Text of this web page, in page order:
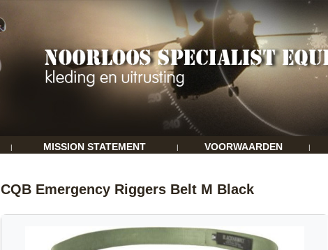
| MISSION STATEMENT | VOORWAARDEN |
CQB Emergency Riggers Belt M Black